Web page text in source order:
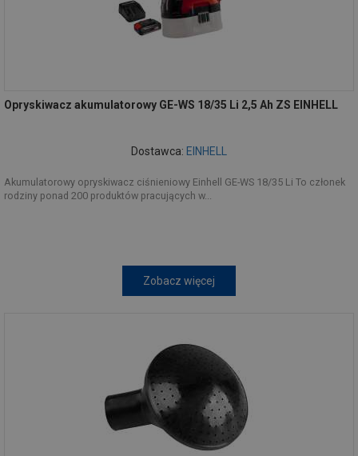
Opryskiwacz akumulatorowy GE-WS 18/35 Li 2,5 Ah ZS EINHELL
Dostawca: EINHELL
Akumulatorowy opryskiwacz ciśnieniowy Einhell GE-WS 18/35 Li To członek
rodziny ponad 200 produktów pracujących w...
Zobacz więcej